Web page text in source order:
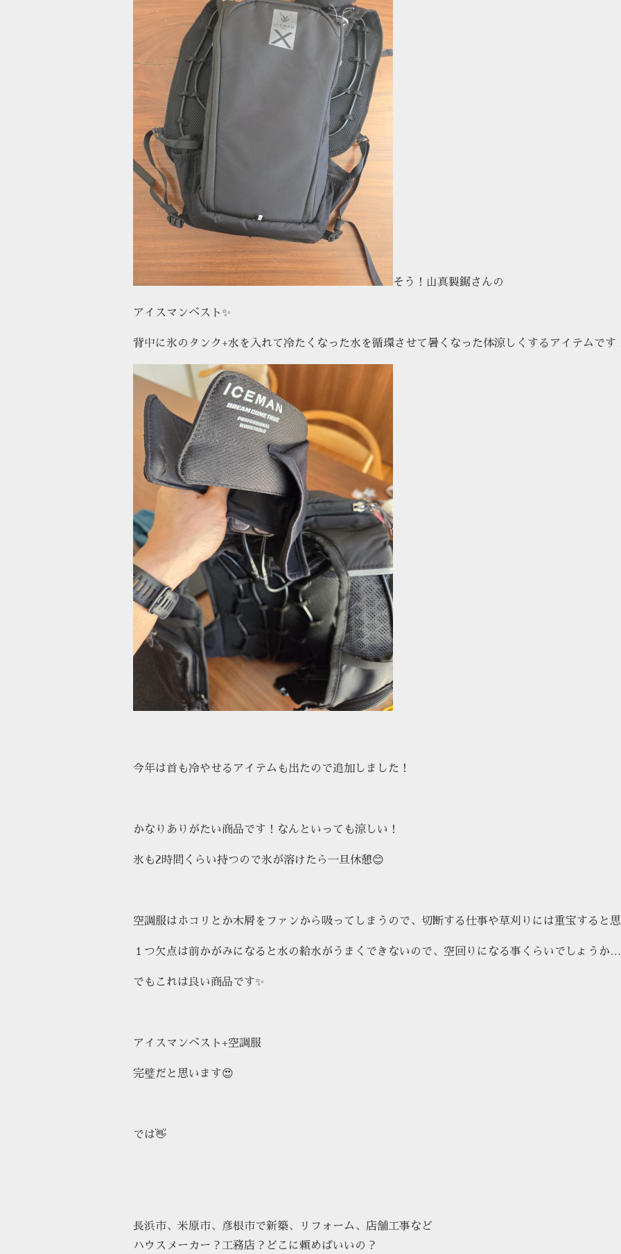
そう！山真製鋸さんの
アイスマンベスト✨
背中に氷のタンク+水を入れて冷たくなった水を循環させて暑くなった体涼しくするアイテムです
今年は首も冷やせるアイテムも出たので追加しました！
かなりありがたい商品です！なんといっても涼しい！
氷も2時間くらい持つので氷が溶けたら一旦休憩😊
空調服はホコリとか木屑をファンから吸ってしまうので、切断する仕事や草刈りには重宝すると
１つ欠点は前かがみになると水の給水がうまくできないので、空回りになる事くらいでしょうか…
でもこれは良い商品です✨
アイスマンベスト+空調服
完璧だと思います😍
では👋
長浜市、米原市、彦根市で新築、リフォーム、店舗工事など
ハウスメーカー？工務店？どこに頼めばいいの？